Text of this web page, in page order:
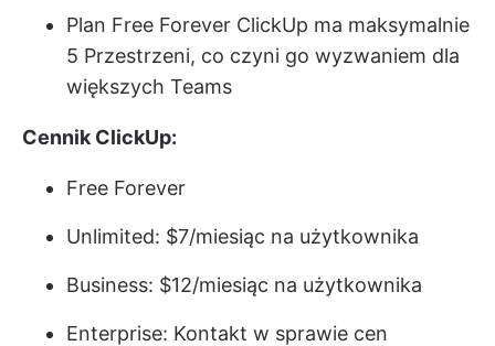
Plan Free Forever ClickUp ma maksymalnie
5 Przestrzeni, co czyni go wyzwaniem dla
większych Teams
Cennik ClickUp:
Free Forever
Unlimited: $7/miesiąc na użytkownika
Business: $12/miesiąc na użytkownika
Enterprise: Kontakt w sprawie cen